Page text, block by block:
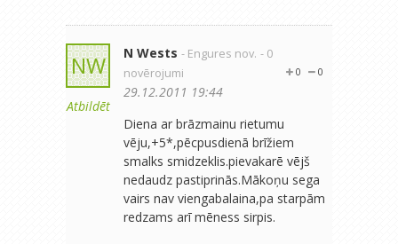
NW
Atbildēt
N Wests - Engures nov. - 0
novērojumi
0
0
29.12.2011 19:44
Diena ar brāzmainu rietumu
vēju,+5*,pēcpusdienā brīžiem
smalks smidzeklis.pievakarē vējš
nedaudz pastiprinās.Mākoņu sega
vairs nav viengabalaina,pa starpām
redzams arī mēness sirpis.